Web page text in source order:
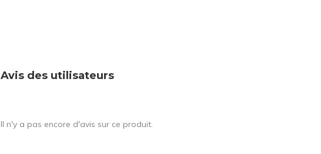
Avis des utilisateurs
Il n'y a pas encore d'avis sur ce produit.